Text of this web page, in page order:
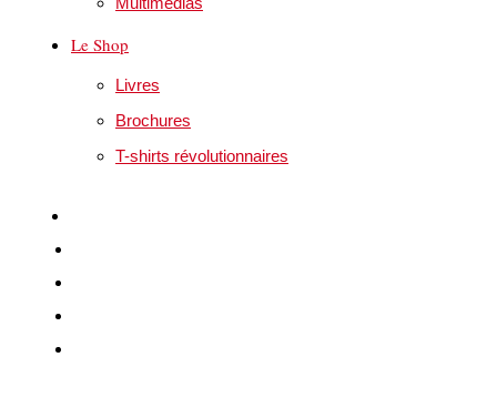
Le Shop
Livres
Brochures
T-shirts révolutionnaires